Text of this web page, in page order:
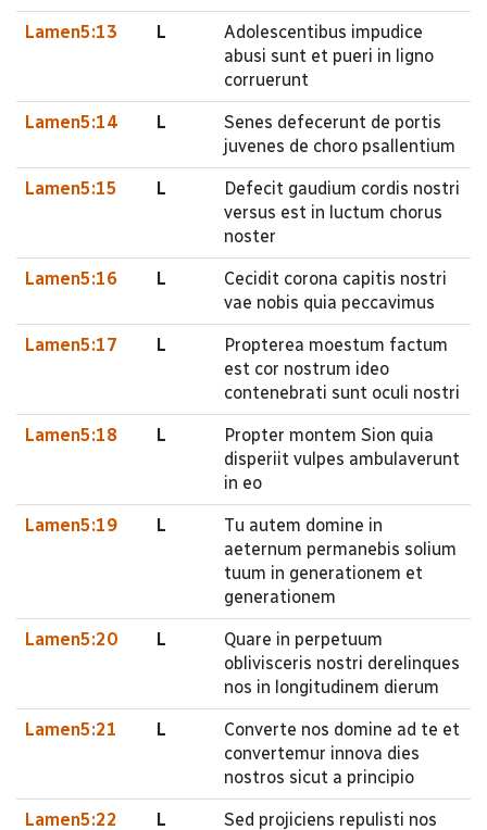
Lamen5:13 L
Adolescentibus impudice
abusi sunt et pueri in ligno
corruerunt
Lamen5:14 L
Senes defecerunt de portis
juvenes de choro psallentium
Lamen5:15 L
Defecit gaudium cordis nostri
versus est in luctum chorus
noster
Lamen5:16 L
Cecidit corona capitis nostri
vae nobis quia peccavimus
Lamen5:17 L
Propterea moestum factum
est cor nostrum ideo
contenebrati sunt oculi nostri
Lamen5:18 L
Propter montem Sion quia
disperiit vulpes ambulaverunt
in eo
Lamen5:19 L
Tu autem domine in
aeternum permanebis solium
tuum in generationem et
generationem
Lamen5:20 L
Quare in perpetuum
oblivisceris nostri derelinques
nos in longitudinem dierum
Lamen5:21 L
Converte nos domine ad te et
convertemur innova dies
nostros sicut a principio
Lamen5:22 L
Sed projiciens repulisti nos